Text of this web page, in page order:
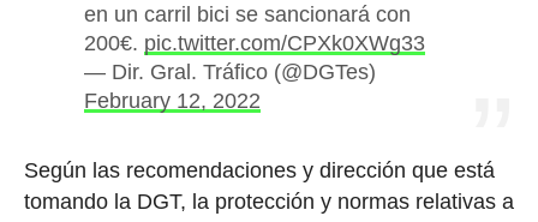
en un carril bici se sancionará con
200€. pic.twitter.com/CPXk0XWg33
— Dir. Gral. Tráfico (@DGTes)
February 12, 2022
Según las recomendaciones y dirección que está
tomando la DGT, la protección y normas relativas a